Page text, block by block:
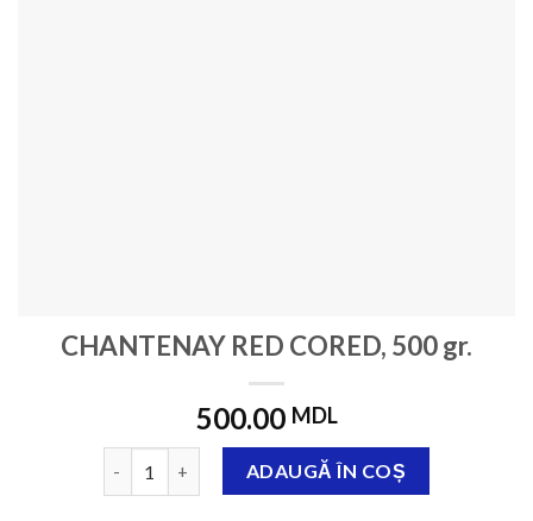
CHANTENAY RED CORED, 500 gr.
500.00 MDL
Cantitate CHANTENAY RED CORED, 500 gr.
ADAUGĂ ÎN COȘ